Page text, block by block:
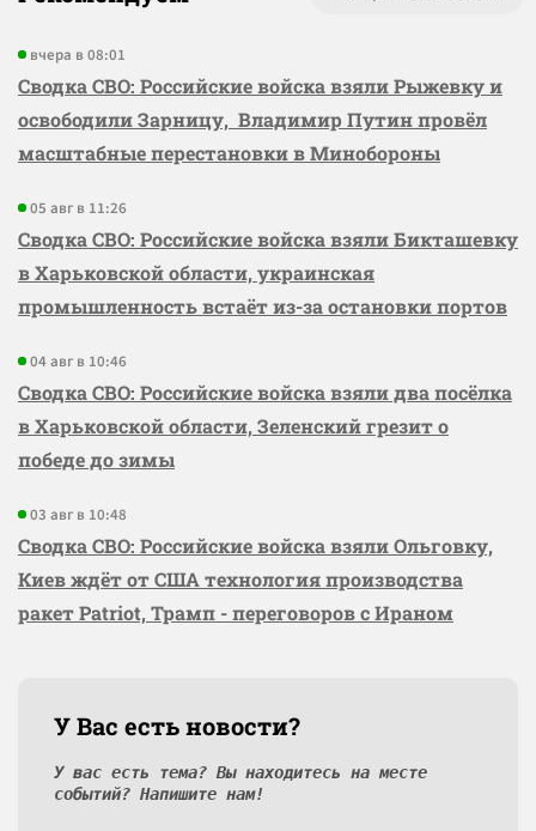
вчера в 08:01
Сводка СВО: Российские войска взяли Рыжевку и
освободили Зарницу, Владимир Путин провёл
масштабные перестановки в Минобороны
05 авг в 11:26
Сводка СВО: Российские войска взяли Бикташевку
в Харьковской области, украинская
промышленность встаёт из-за остановки портов
04 авг в 10:46
Сводка СВО: Российские войска взяли два посёлка
в Харьковской области, Зеленский грезит о
победе до зимы
03 авг в 10:48
Сводка СВО: Российские войска взяли Ольговку,
Киев ждёт от США технология производства
ракет Patriot, Трамп - переговоров с Ираном
У Вас есть новости?
У вас есть тема? Вы находитесь на месте
событий? Напишите нам!